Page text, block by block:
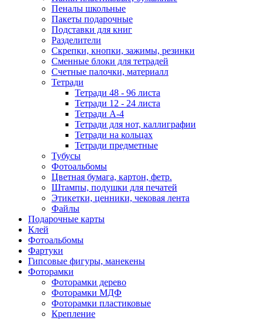
Пеналы школьные
Пакеты подарочные
Подставки для книг
Разделители
Скрепки, кнопки, зажимы, резинки
Сменные блоки для тетрадей
Счетные палочки, материалл
Тетради
Тетради 48 - 96 листа
Тетради 12 - 24 листа
Тетради А-4
Тетради для нот, каллиграфии
Тетради на кольцах
Тетради предметные
Тубусы
Фотоальбомы
Цветная бумага, картон, фетр.
Штампы, подушки для печатей
Этикетки, ценники, чековая лента
Файлы
Подарочные карты
Клей
Фотоальбомы
Фартуки
Гипсовые фигуры, манекены
Фоторамки
Фоторамки дерево
Фоторамки МДФ
Фоторамки пластиковые
Крепление